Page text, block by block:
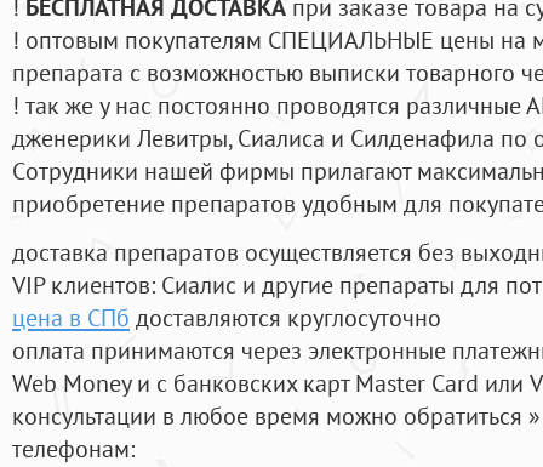
! БЕСПЛАТНАЯ ДОСТАВКА при заказе товара на
! оптовым покупателям СПЕЦИАЛЬНЫЕ цены на
препарата с возможностью выписки товарного
! так же у нас постоянно проводятся
дженерики Левитры, Сиалиса и Силденафила по
Cотрудники нашей фирмы прилагают
приобретение препаратов удобным для
доставка препаратов осуществляется без
VIP клиентов: Сиалис и другие препараты для
цена в СПб доставляются круглосуточно
оплата принимаются через электронные
Web Money и с банковских карт Master Card или
консультации в любое время можно обратиться
телефонам: